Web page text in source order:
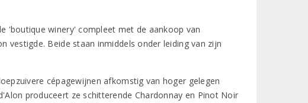
'boutique winery' compleet met de aankoop van
vestigde. Beide staan inmiddels onder leiding van zijn
cépagewijnen afkomstig van hoger gelegen
produceert ze schitterende Chardonnay en Pinot Noir